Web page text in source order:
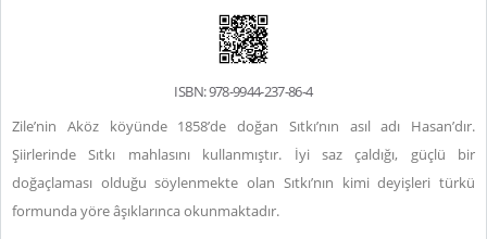
ISBN: 978-9944-237-86-4
Zile’nin Aköz köyünde 1858’de doğan Sıtkı’nın asıl adı Hasan’dır.
Şiirlerinde Sıtkı mahlasını kullanmıştır. İyi saz çaldığı, güçlü bir
doğaçlaması olduğu söylenmekte olan Sıtkı’nın kimi deyişleri türkü
formunda yöre âşıklarınca okunmaktadır.